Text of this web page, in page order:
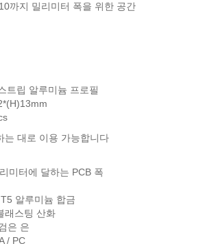
까지 밀리미터 폭을 위한 공간
트립 알루미늄 프로필
는 대로 이용 가능합니다
미터에 달하는 PCB 폭
알루미늄 합금
래스팅 산화
은 은
/ PC